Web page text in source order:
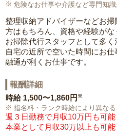
危険なお仕事や介護など専門知
整理収納アドバイザーなどお
方はもちろん、資格や経験が
お掃除代行スタッフとして多く
自宅の近所で空いた時間にお
融通が利くお仕事です。
報酬詳細
時給 1,500〜1,860円 ※
指名料・ランク時給により異なる
週３日勤務で月収10万円も可能
本業として月収30万以上も可能